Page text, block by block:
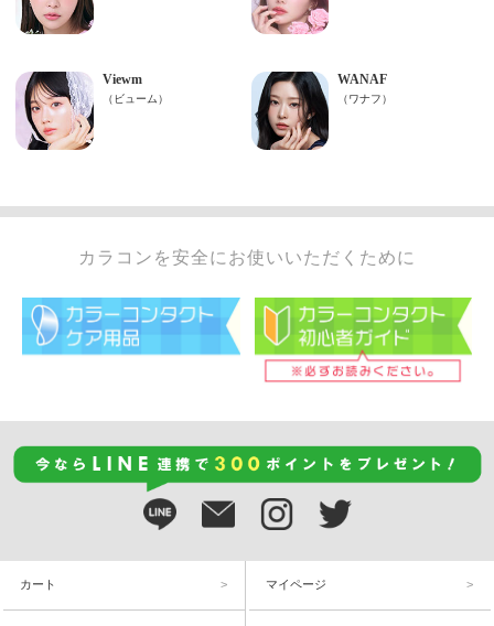
カラコンを安全にお使いいただくために
カート マイページ